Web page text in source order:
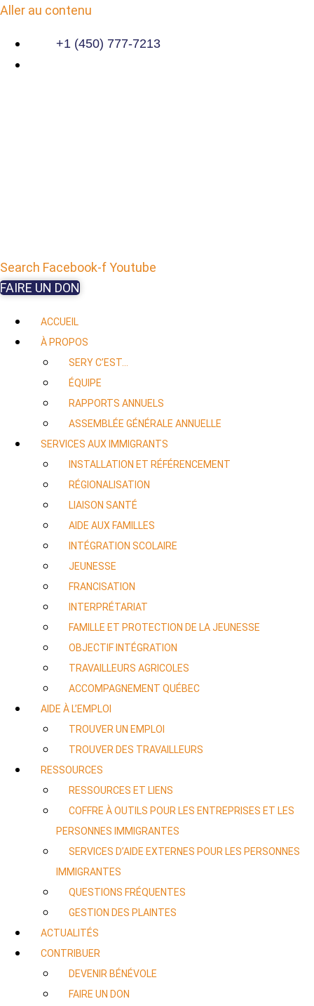
Aller au contenu
+1 (450) 777-7213
Search Facebook-fYoutube
FAIRE UN DON
ACCUEIL
À PROPOS
SERY C’EST…
ÉQUIPE
RAPPORTS ANNUELS
ASSEMBLÉE GÉNÉRALE ANNUELLE
SERVICES AUX IMMIGRANTS
INSTALLATION ET RÉFÉRENCEMENT
RÉGIONALISATION
LIAISON SANTÉ
AIDE AUX FAMILLES
INTÉGRATION SCOLAIRE
JEUNESSE
FRANCISATION
INTERPRÉTARIAT
FAMILLE ET PROTECTION DE LA JEUNESSE
OBJECTIF INTÉGRATION
TRAVAILLEURS AGRICOLES
ACCOMPAGNEMENT QUÉBEC
AIDE À L’EMPLOI
TROUVER UN EMPLOI
TROUVER DES TRAVAILLEURS
RESSOURCES
RESSOURCES ET LIENS
COFFRE À OUTILS POUR LES ENTREPRISES ET LES
PERSONNES IMMIGRANTES
SERVICES D’AIDE EXTERNES POUR LES PERSONNES
IMMIGRANTES
QUESTIONS FRÉQUENTES
GESTION DES PLAINTES
ACTUALITÉS
CONTRIBUER
DEVENIR BÉNÉVOLE
FAIRE UN DON